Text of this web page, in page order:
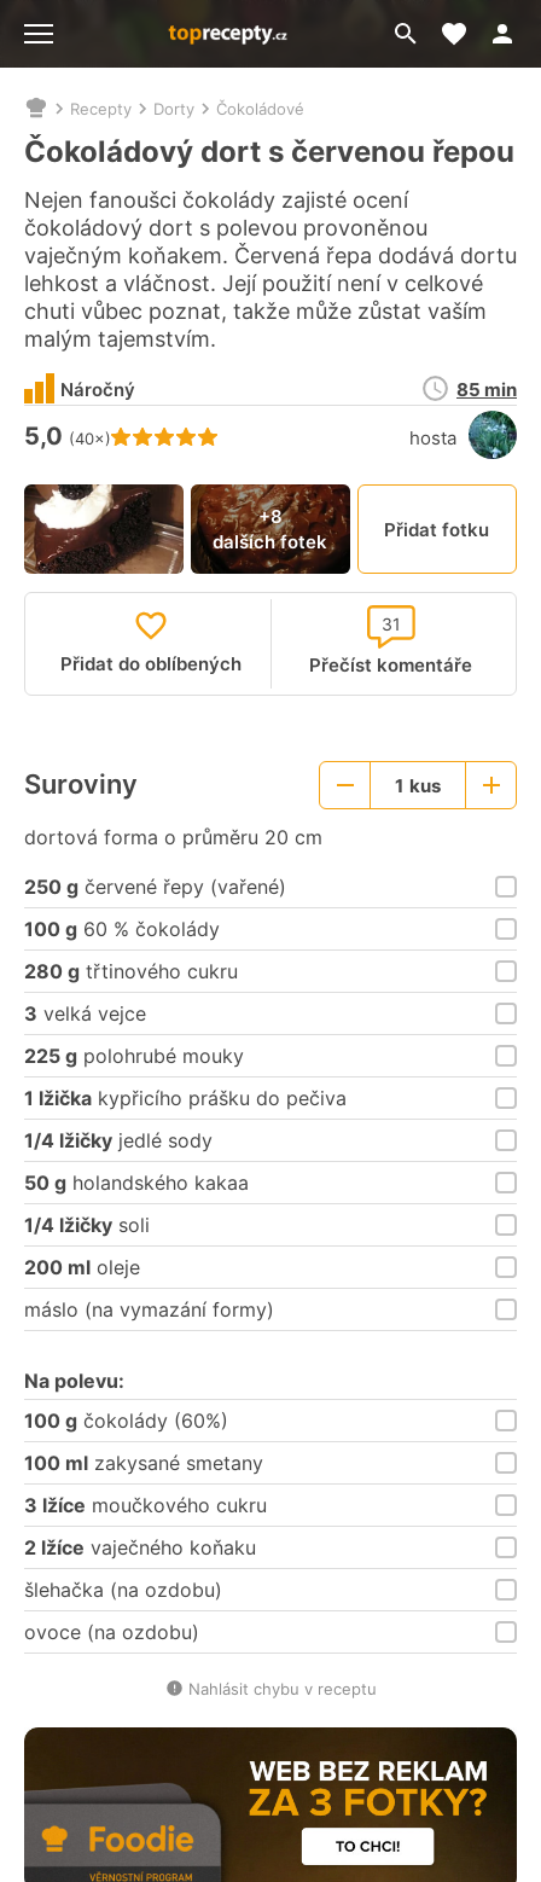
Přejít
na
Moje
Nacházíte
se
zde:
Recepty Dorty Čokoládové
Čokoládový dort s červenou řepou
Nejen fanoušci čokolády zajisté ocení
čokoládový dort s polevou provoněnou
vaječným koňakem. Červená řepa dodává dortu
lehkost a vláčnost. Její použití není v celkové
chuti vůbec poznat, takže může zůstat vaším
malým tajemstvím.
Hodnocení receptu je
5,0 (40×) hosta
Náročný
Doba
přípravy
85 min
+8
dalších fotek
Přidat fotku
Přidat do oblíbených Přečíst komentáře
31
Suroviny
dortová forma o průměru 20 cm
1 kus
Větší
250 g červené řepy (vařené)
100 g 60 % čokolády
280 g třtinového cukru
3 velká vejce
225 g polohrubé mouky
1 lžička kypřicího prášku do pečiva
1/4 lžičky jedlé sody
50 g holandského kakaa
1/4 lžičky soli
200 ml oleje
máslo (na vymazání formy)
Na polevu:
100 g čokolády (60%)
100 ml zakysané smetany
3 lžíce moučkového cukru
2 lžíce vaječného koňaku
šlehačka (na ozdobu)
ovoce (na ozdobu)
Nahlásit chybu v receptu